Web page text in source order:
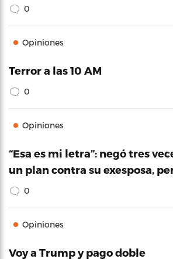
0
Opiniones
Terror a las 10 AM
0
Opiniones
“Esa es mi letra”: negó tres
un plan contra su exesposa,
0
Opiniones
Voy a Trump y pago doble